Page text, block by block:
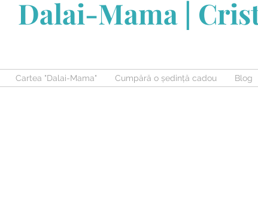
Dalai-Mama |
Cartea "Dalai-Mama" Cumpără o ședință cadou Blog